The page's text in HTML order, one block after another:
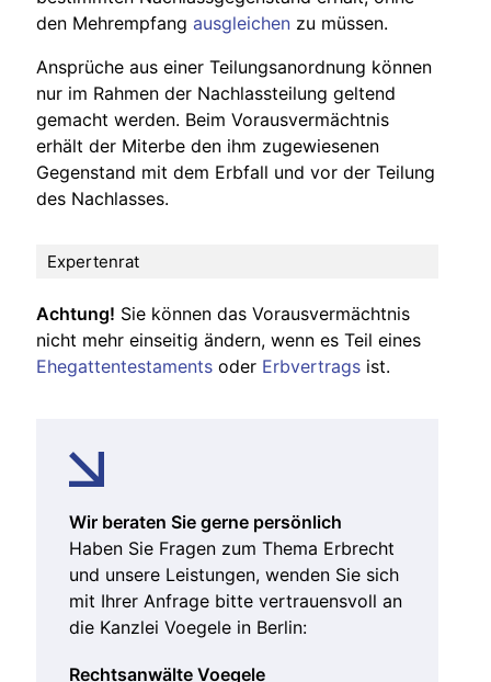
den Mehrempfang ausgleichen zu müssen.
Ansprüche aus einer Teilungsanordnung können
nur im Rahmen der Nachlassteilung geltend
gemacht werden. Beim Vorausvermächtnis
erhält der Miterbe den ihm zugewiesenen
Gegenstand mit dem Erbfall und vor der Teilung
des Nachlasses.
Expertenrat
Achtung! Sie können das Vorausvermächtnis
nicht mehr einseitig ändern, wenn es Teil eines
Ehegattentestaments oder Erbvertrags ist.
Wir beraten Sie gerne persönlich
Haben Sie Fragen zum Thema Erbrecht
und unsere Leistungen, wenden Sie sich
mit Ihrer Anfrage bitte vertrauensvoll an
die Kanzlei Voegele in Berlin:
Rechtsanwälte Voegele